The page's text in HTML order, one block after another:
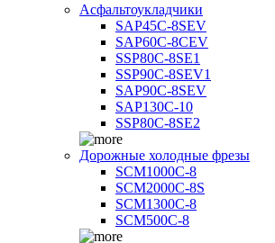
Асфальтоукладчики
SAP45С-8SEV
SAP60C-8CEV
SSP80C-8SE1
SSP90C-8SEV1
SAP90C-8SEV
SAP130C-10
SSP80C-8SE2
Дорожные холодные фрезы
SCM1000C-8
SCM2000C-8S
SCM1300C-8
SCM500C-8